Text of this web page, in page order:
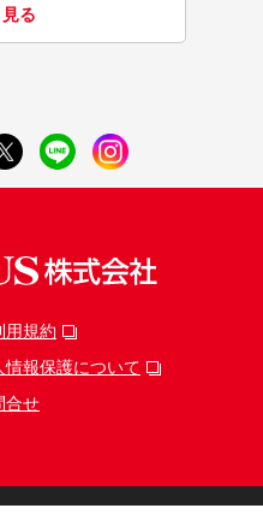
る
用規約
情報保護について
合せ